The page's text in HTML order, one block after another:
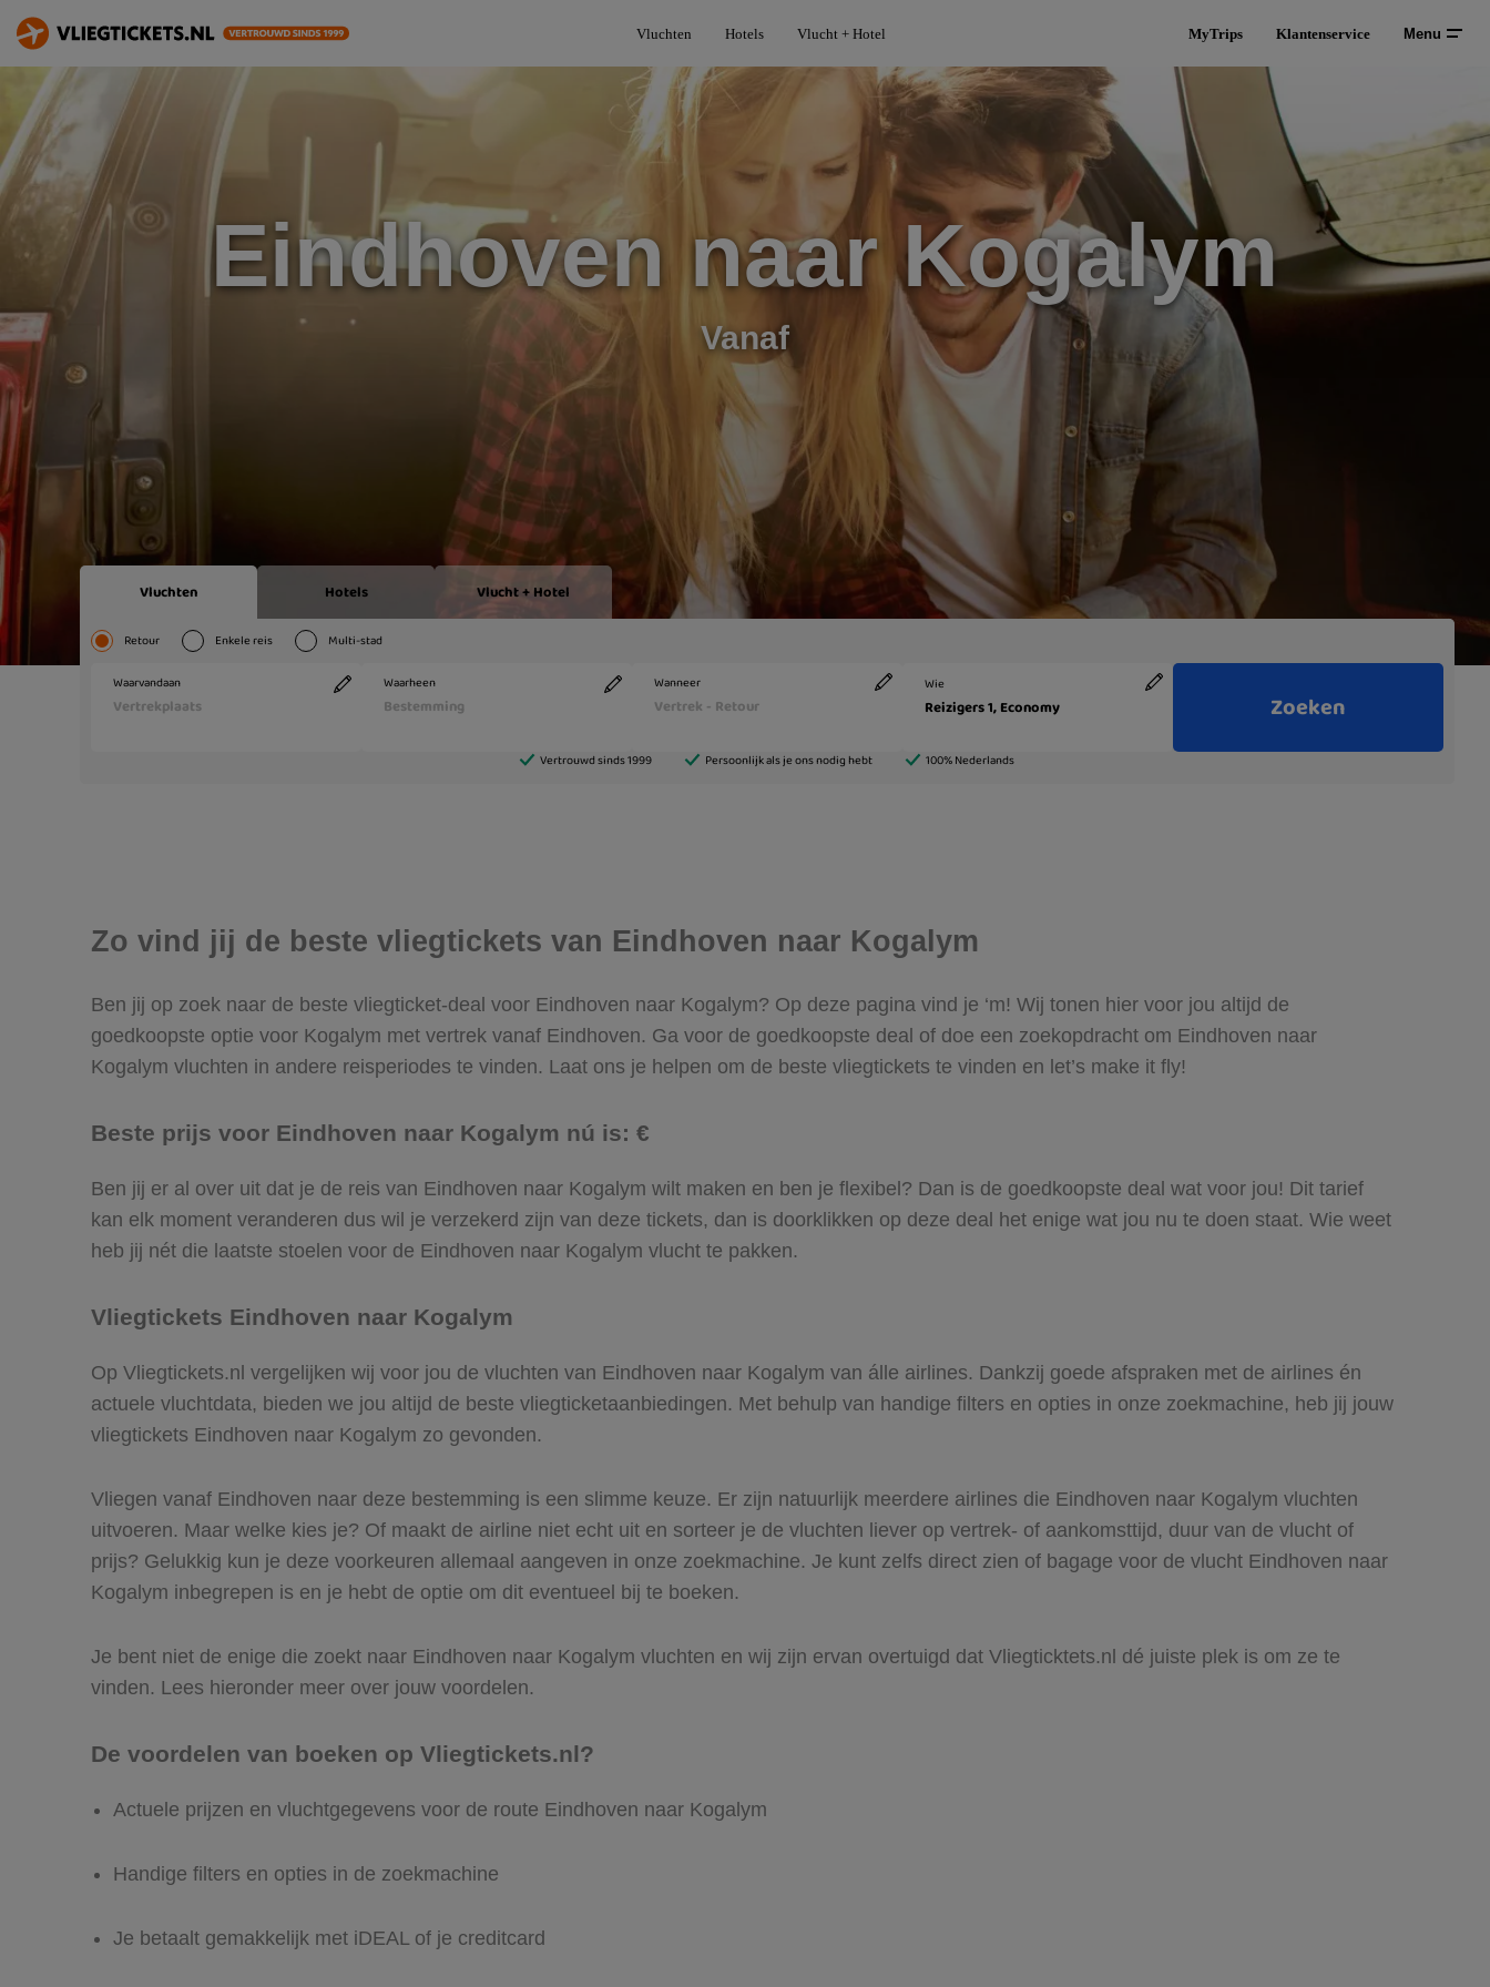
Vluchten Hotels Vlucht + Hotel MyTrips Klantenservice Menu
Eindhoven naar Kogalym
Vanaf
Zo vind jij de beste vliegtickets van Eindhoven naar Kogalym
Ben jij op zoek naar de beste vliegticket-deal voor Eindhoven naar Kogalym? Op deze pagina vind je ‘m! Wij tonen hier voor jou altijd de
goedkoopste optie voor Kogalym met vertrek vanaf Eindhoven. Ga voor de goedkoopste deal of doe een zoekopdracht om Eindhoven naar
Kogalym vluchten in andere reisperiodes te vinden. Laat ons je helpen om de beste vliegtickets te vinden en let’s make it fly!
Beste prijs voor Eindhoven naar Kogalym nú is: €
Ben jij er al over uit dat je de reis van Eindhoven naar Kogalym wilt maken en ben je flexibel? Dan is de goedkoopste deal wat voor jou! Dit tarief
kan elk moment veranderen dus wil je verzekerd zijn van deze tickets, dan is doorklikken op deze deal het enige wat jou nu te doen staat. Wie weet
heb jij nét die laatste stoelen voor de Eindhoven naar Kogalym vlucht te pakken.
Vliegtickets Eindhoven naar Kogalym
Op Vliegtickets.nl vergelijken wij voor jou de vluchten van Eindhoven naar Kogalym van álle airlines. Dankzij goede afspraken met de airlines én
actuele vluchtdata, bieden we jou altijd de beste vliegticketaanbiedingen. Met behulp van handige filters en opties in onze zoekmachine, heb jij jouw
vliegtickets Eindhoven naar Kogalym zo gevonden.
Vliegen vanaf Eindhoven naar deze bestemming is een slimme keuze. Er zijn natuurlijk meerdere airlines die Eindhoven naar Kogalym vluchten
uitvoeren. Maar welke kies je? Of maakt de airline niet echt uit en sorteer je de vluchten liever op vertrek- of aankomsttijd, duur van de vlucht of
prijs? Gelukkig kun je deze voorkeuren allemaal aangeven in onze zoekmachine. Je kunt zelfs direct zien of bagage voor de vlucht Eindhoven naar
Kogalym inbegrepen is en je hebt de optie om dit eventueel bij te boeken.
Je bent niet de enige die zoekt naar Eindhoven naar Kogalym vluchten en wij zijn ervan overtuigd dat Vliegticktets.nl dé juiste plek is om ze te
vinden. Lees hieronder meer over jouw voordelen.
De voordelen van boeken op Vliegtickets.nl?
Actuele prijzen en vluchtgegevens voor de route Eindhoven naar Kogalym
Handige filters en opties in de zoekmachine
Je betaalt gemakkelijk met iDEAL of je creditcard